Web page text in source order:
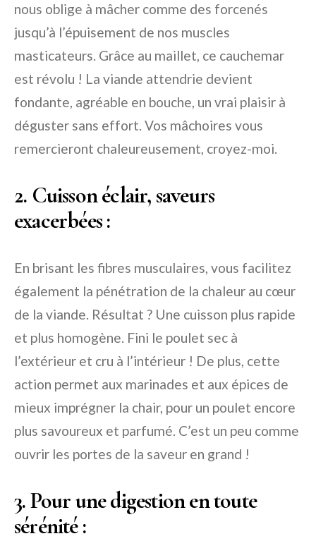
nous oblige à mâcher comme des forcenés
jusqu’à l’épuisement de nos muscles
masticateurs. Grâce au maillet, ce cauchemar
est révolu ! La viande attendrie devient
fondante, agréable en bouche, un vrai plaisir à
déguster sans effort. Vos mâchoires vous
remercieront chaleureusement, croyez-moi.
2. Cuisson éclair, saveurs
exacerbées :
En brisant les fibres musculaires, vous facilitez
également la pénétration de la chaleur au cœur
de la viande. Résultat ? Une cuisson plus rapide
et plus homogène. Fini le poulet sec à
l’extérieur et cru à l’intérieur ! De plus, cette
action permet aux marinades et aux épices de
mieux imprégner la chair, pour un poulet encore
plus savoureux et parfumé. C’est un peu comme
ouvrir les portes de la saveur en grand !
3. Pour une digestion en toute
sérénité :